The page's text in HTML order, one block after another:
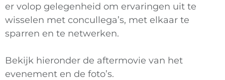
er volop gelegenheid om ervaringen uit te
wisselen met concullega’s, met elkaar te
sparren en te netwerken.
Bekijk hieronder de aftermovie van het
evenement en de foto’s.